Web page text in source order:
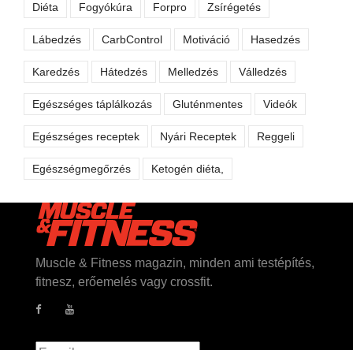
Diéta Fogyókúra Forpro Zsírégetés
Lábedzés CarbControl Motiváció Hasedzés
Karedzés Hátedzés Melledzés Válledzés
Egészséges táplálkozás Gluténmentes Videók
Egészséges receptek Nyári Receptek Reggeli
Egészségmegőrzés Ketogén diéta,
Muscle & Fitness magazin, minden ami testépítés,
fitnesz, erőemelés vagy crossfit.